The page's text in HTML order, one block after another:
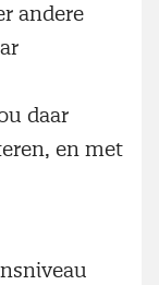
andere
daar
en met